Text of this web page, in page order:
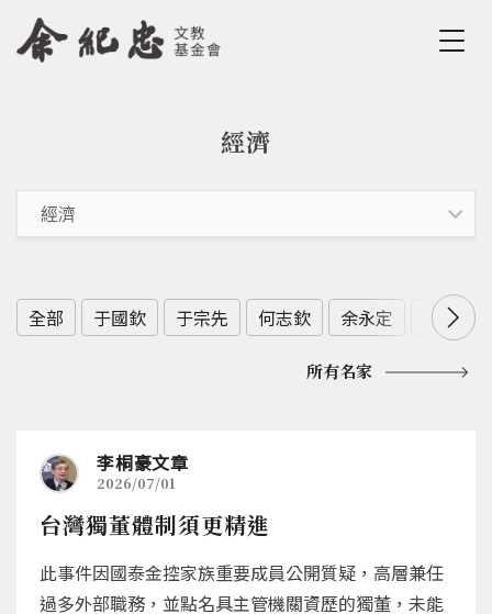
Jump to Navigation
Jump to Main content
經濟
全部 于國欽 于宗先 何志欽 余永定 余範英
所有名家
李桐豪文章
2026/07/01
台灣獨董體制須更精進
此事件因國泰金控家族重要成員公開質疑，高層兼任
過多外部職務，並點名具主管機關資歷的獨董，未能